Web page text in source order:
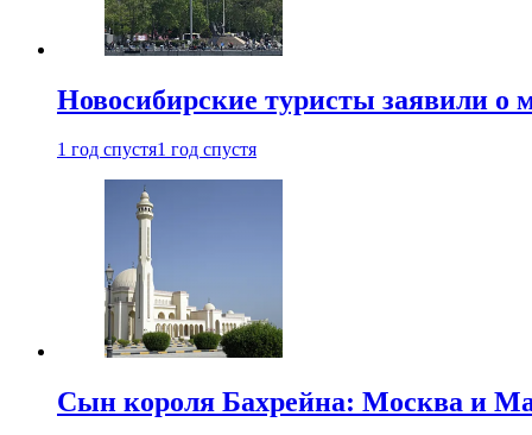
Новосибирские туристы заявили о
1 год спустя1 год спустя
Сын короля Бахрейна: Москва и